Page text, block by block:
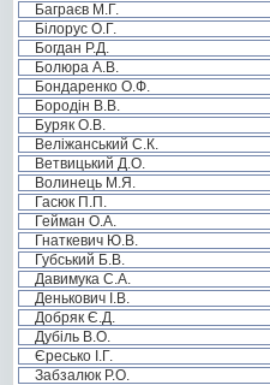
Баграєв М.Г.
Білорус О.Г.
Богдан Р.Д.
Болюра А.В.
Бондаренко О.Ф.
Бородін В.В.
Буряк О.В.
Веліжанський С.К.
Ветвицький Д.О.
Волинець М.Я.
Гасюк П.П.
Гейман О.А.
Гнаткевич Ю.В.
Губський Б.В.
Давимука С.А.
Денькович І.В.
Добряк Є.Д.
Дубіль В.О.
Єресько І.Г.
Забзалюк Р.О.